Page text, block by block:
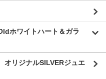
ホワイトハート＆ガラ
リジナルSILVERジュエ